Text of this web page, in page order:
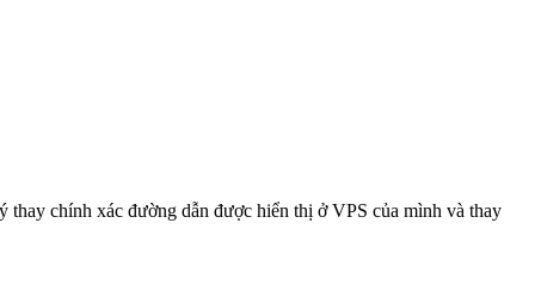
chính xác đường dẫn được hiển thị ở VPS của mình và thay